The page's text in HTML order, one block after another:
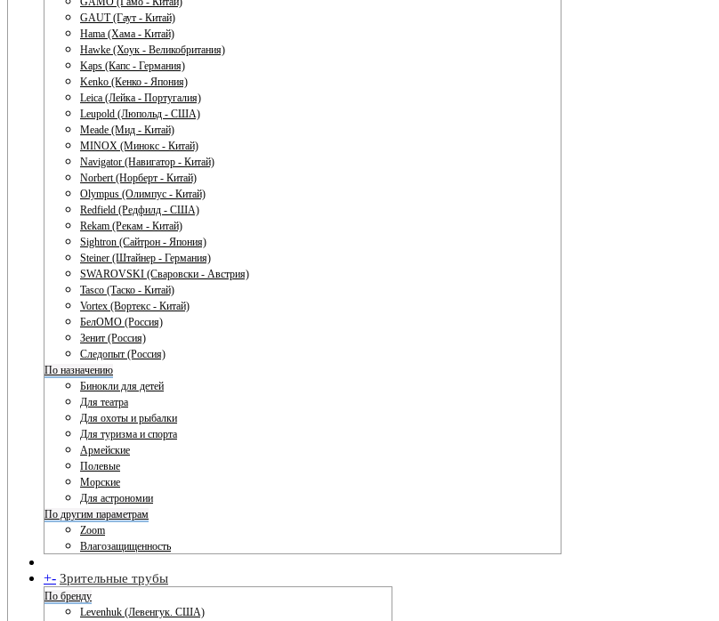
GAUT (Гаут - Китай)
Hama (Хама - Китай)
Hawke (Хоук - Великобритания)
Kaps (Капс - Германия)
Kenko (Кенко - Япония)
Leica (Лейка - Португалия)
Leupold (Люпольд - США)
Meade (Мид - Китай)
MINOX (Минокс - Китай)
Navigator (Навигатор - Китай)
Norbert (Норберт - Китай)
Olympus (Олимпус - Китай)
Redfield (Редфилд - США)
Rekam (Рекам - Китай)
Sightron (Сайтрон - Япония)
Steiner (Штайнер - Германия)
SWAROVSKI (Сваровски - Австрия)
Tasco (Таско - Китай)
Vortex (Вортекс - Китай)
БелОМО (Россия)
Зенит (Россия)
Следопыт (Россия)
По назначению
Бинокли для детей
Для театра
Для охоты и рыбалки
Для туризма и спорта
Армейские
Полевые
Морские
Для астрономии
По другим параметрам
Zoom
Влагозащищенность
+- Зрительные трубы
По бренду
Levenhuk (Левенгук. США)